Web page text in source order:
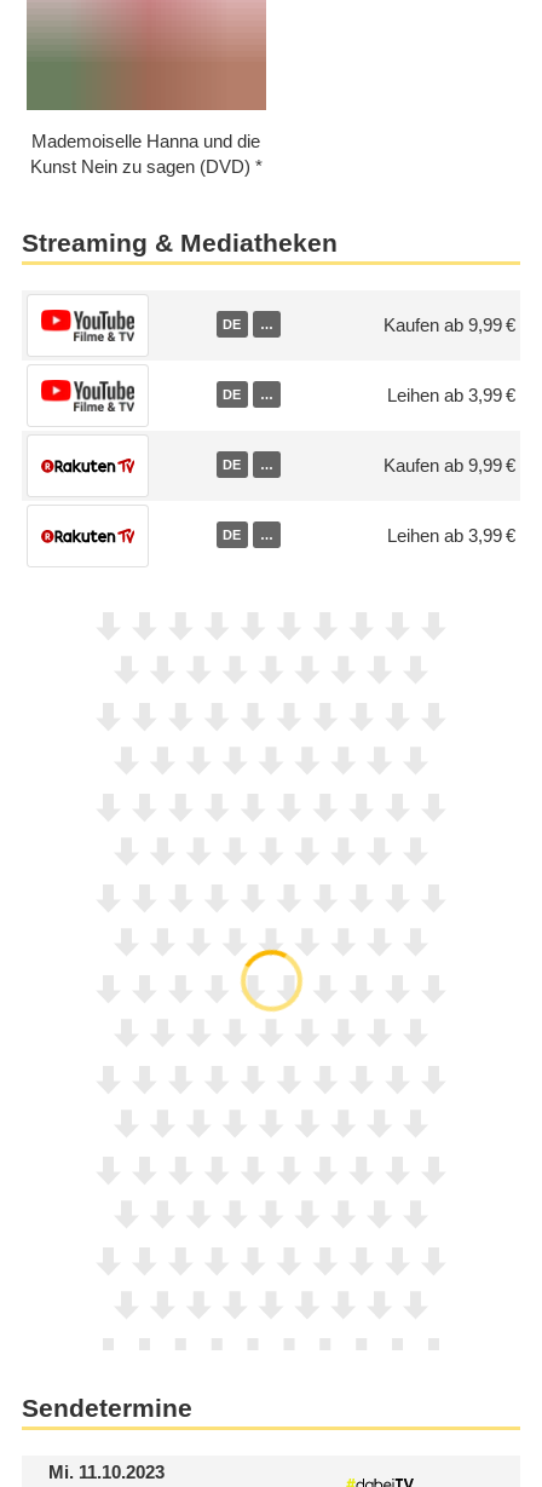
Mademoiselle Hanna und die
Kunst Nein zu sagen (DVD)
Streaming & Mediatheken
DE … Kaufen ab 9,99 €
DE … Leihen ab 3,99 €
DE … Kaufen ab 9,99 €
DE … Leihen ab 3,99 €
Sendetermine
Mi.11.10.2023